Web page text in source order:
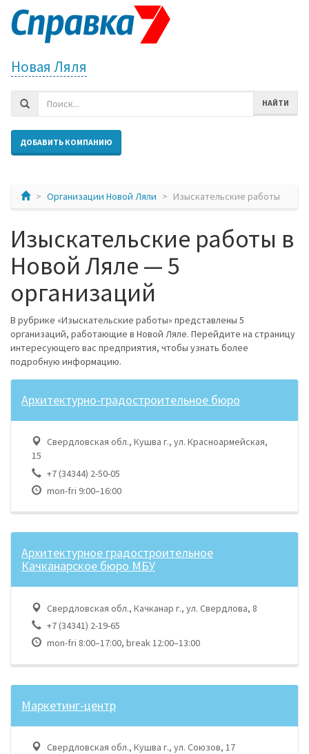
Новая Ляля
НАЙТИ
ДОБАВИТЬ КОМПАНИЮ
Организации Новой Ляли Изыскательские работы
Изыскательские работы в
Новой Ляле — 5
организаций
В рубрике «Изыскательские работы» представлены 5
организаций, работающие в Новой Ляле. Перейдите на страницу
интересующего вас предприятия, чтобы узнать более
подробную информацию.
Архитектурно-градостроительное бюро
Свердловская обл., Кушва г., ул. Красноармейская,
15
+7 (34344) 2-50-05
mon-fri 9:00–16:00
Архитектурное градостроительное
Качканарское бюро МБУ
Свердловская обл., Качканар г., ул. Свердлова, 8
+7 (34341) 2-19-65
mon-fri 8:00–17:00, break 12:00–13:00
Маркетинг-центр
Свердловская обл., Кушва г., ул. Союзов, 17